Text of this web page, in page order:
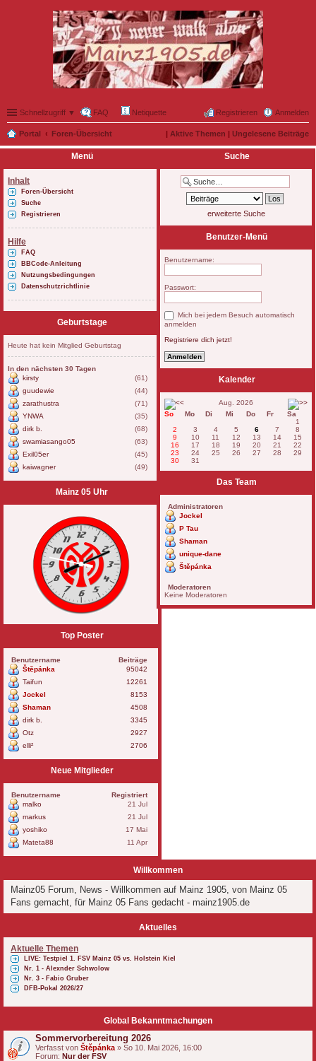
Schnellzugriff ▼ FAQ Netiquette Anmelden
Registrieren
Portal Foren-Übersicht | Aktive Themen | Ungelesene Beiträge
Willkommen
Mainz05 Forum, News - Willkommen auf Mainz 1905, von Mainz 05
Fans gemacht, für Mainz 05 Fans gedacht - mainz1905.de
Aktuelles
Aktuelle Themen
LIVE: Testpiel 1. FSV Mainz 05 vs. Holstein Kiel
Nr. 1 - Alexnder Schwolow
Nr. 3 - Fabio Gruber
DFB-Pokal 2026/27
Global Bekanntmachungen
Sommervorbereitung 2026
Verfasst von Štěpánka » So 10. Mai 2026, 16:00
Forum: Nur der FSV
Menü
Inhalt
Foren-Übersicht
Suche
Registrieren
Hilfe
FAQ
BBCode-Anleitung
Nutzungsbedingungen
Datenschutzrichtlinie
Geburtstage
Heute hat kein Mitglied Geburtstag
In den nächsten 30 Tagen
kirsty
(61)
guudewie
(44)
zarathustra
(71)
YNWA
(35)
dirk b.
(68)
swamiasango05
(63)
Exil05er
(45)
kaiwagner
(49)
Mainz 05 Uhr
Top Poster
Benutzername
Beiträge
Štěpánka
95042
Taifun
12261
Jockel
8153
Shaman
4508
dirk b.
3345
Otz
2927
elli²
2706
Neue Mitglieder
Benutzername
Registriert
malko
21 Jul
markus
21 Jul
yoshiko
17 Mai
Mateta88
11 Apr
Suche
erweiterte Suche
Benutzer-Menü
Benutzername:
Passwort:
Mich bei jedem Besuch automatisch
anmelden
Registriere dich jetzt!
Kalender
Aug. 2026
So
Mo Di Mi Do Fr
Sa
1
2
3 4 5 6 7
8
9
10 11 12 13 14
15
16
17 18 19 20 21
22
23
24 25 26 27 28
29
30
31
Das Team
Administratoren
Jockel
P Tau
Shaman
unique-dane
Štěpánka
Moderatoren
Keine Moderatoren